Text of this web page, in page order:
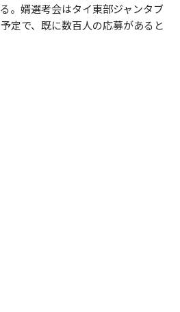
。婿選考会はタイ東部ジャンタブ
定で、既に数百人の応募があると